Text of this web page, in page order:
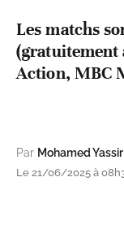
Les matchs
(gratuitement
Action, MBC
Par Mohamed Yassir
Le 21/06/2025 à